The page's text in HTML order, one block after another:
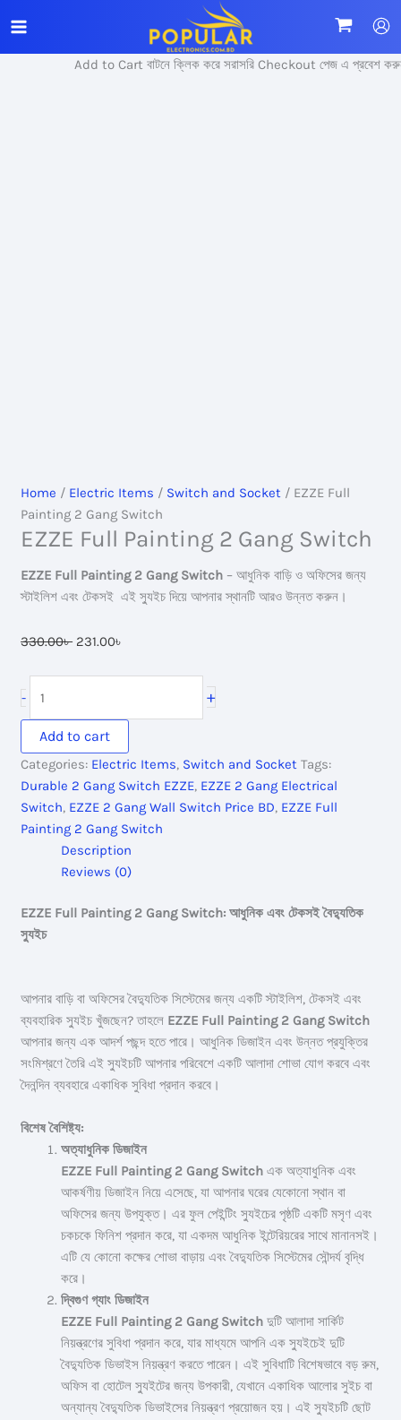
to
content
Add to Cart বাটনে ক্লিক করে সরাসরি Checkout পেজ এ প্রবেশ করুন।
Home / Electric Items / Switch and Socket / EZZE Full
Painting 2 Gang Switch
EZZE Full Painting 2 Gang Switch
EZZE Full Painting 2 Gang Switch – আধুনিক বাড়ি ও অফিসের জন্য
স্টাইলিশ এবং টেকসই এই স্যুইচ দিয়ে আপনার স্থানটি আরও উন্নত করুন।
330.00৳ Original
231.00৳
-
Full
Painting
2
Gang
Switch
quantity
+
Add to cart
Categories: Electric Items, Switch and Socket Tags:
Durable 2 Gang Switch EZZE, EZZE 2 Gang Electrical
Switch, EZZE 2 Gang Wall Switch Price BD, EZZE Full
Painting 2 Gang Switch
Description
Reviews (0)
EZZE Full Painting 2 Gang Switch: আধুনিক এবং টেকসই বৈদ্যুতিক
স্যুইচ
আপনার বাড়ি বা অফিসের বৈদ্যুতিক সিস্টেমের জন্য একটি স্টাইলিশ, টেকসই এবং
ব্যবহারিক স্যুইচ খুঁজছেন? তাহলে EZZE Full Painting 2 Gang Switch
আপনার জন্য এক আদর্শ পছন্দ হতে পারে। আধুনিক ডিজাইন এবং উন্নত প্রযুক্তির
সংমিশ্রণে তৈরি এই স্যুইচটি আপনার পরিবেশে একটি আলাদা শোভা যোগ করবে এবং
দৈনন্দিন ব্যবহারে একাধিক সুবিধা প্রদান করবে।
বিশেষ বৈশিষ্ট্য:
অত্যাধুনিক ডিজাইন
EZZE Full Painting 2 Gang Switch এক অত্যাধুনিক এবং
আকর্ষণীয় ডিজাইন নিয়ে এসেছে, যা আপনার ঘরের যেকোনো স্থান বা
অফিসের জন্য উপযুক্ত। এর ফুল পেইন্টিং স্যুইচের পৃষ্ঠটি একটি মসৃণ এবং
চকচকে ফিনিশ প্রদান করে, যা একদম আধুনিক ইন্টেরিয়রের সাথে মানানসই।
এটি যে কোনো কক্ষের শোভা বাড়ায় এবং বৈদ্যুতিক সিস্টেমের সৌন্দর্য বৃদ্ধি
করে।
দ্বিগুণ গ্যাং ডিজাইন
EZZE Full Painting 2 Gang Switch দুটি আলাদা সার্কিট
নিয়ন্ত্রণের সুবিধা প্রদান করে, যার মাধ্যমে আপনি এক স্যুইচেই দুটি
বৈদ্যুতিক ডিভাইস নিয়ন্ত্রণ করতে পারেন। এই সুবিধাটি বিশেষভাবে বড় রুম,
অফিস বা হোটেল স্যুইটের জন্য উপকারী, যেখানে একাধিক আলোর সুইচ বা
অন্যান্য বৈদ্যুতিক ডিভাইসের নিয়ন্ত্রণ প্রয়োজন হয়। এই স্যুইচটি ছোট